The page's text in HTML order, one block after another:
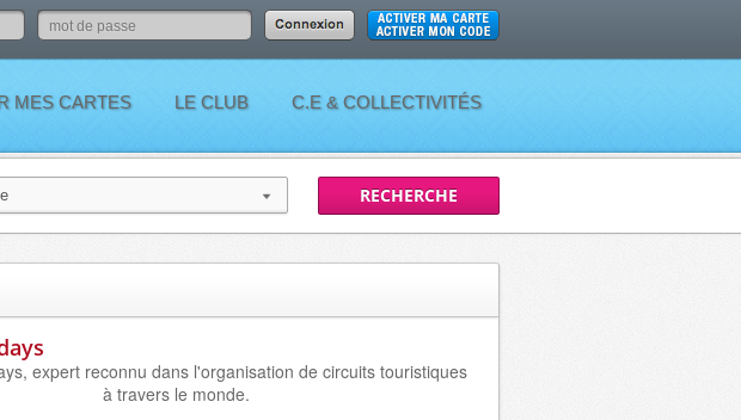
MES CARTES LE CLUB C.E & COLLECTIVITÉS
expert reconnu dans l'organisation de circuits touristiques
à travers le monde.